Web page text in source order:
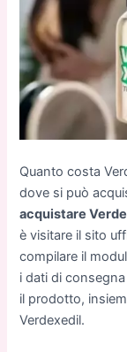
Quanto costa
dove si può
acquistare
è visitare il sito
compilare il
i dati di
il prodotto,
Verdexedil.